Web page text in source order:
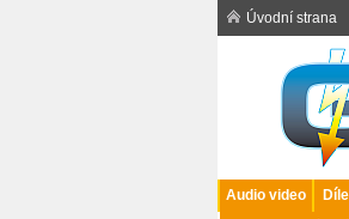
Úvodní strana
Audio video